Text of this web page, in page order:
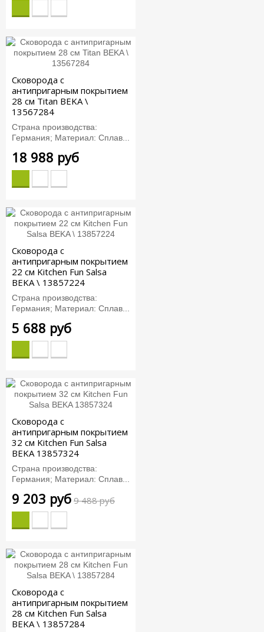
Сковорода с
антипригарным покрытием
28 см Titan BEKA \
13567284
Страна производства:
Германия; Материал: Сплав...
18 988 руб
Сковорода с
антипригарным покрытием
22 см Kitchen Fun Salsa
BEKA \ 13857224
Страна производства:
Германия; Материал: Сплав...
5 688 руб
Сковорода с
антипригарным покрытием
32 см Kitchen Fun Salsa
BEKA 13857324
Страна производства:
Германия; Материал: Сплав...
9 203 руб 9 488 руб
Сковорода с
антипригарным покрытием
28 см Kitchen Fun Salsa
BEKA \ 13857284